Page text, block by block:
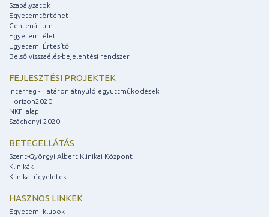
Szabályzatok
Egyetemtörténet
Centenárium
Egyetemi élet
Egyetemi Értesítő
Belső visszaélés-bejelentési rendszer
FEJLESZTÉSI PROJEKTEK
Interreg - Határon átnyúló együttműködések
Horizon2020
NKFI alap
Széchenyi 2020
BETEGELLÁTÁS
Szent-Györgyi Albert Klinikai Központ
Klinikák
Klinikai ügyeletek
HASZNOS LINKEK
Egyetemi klubok